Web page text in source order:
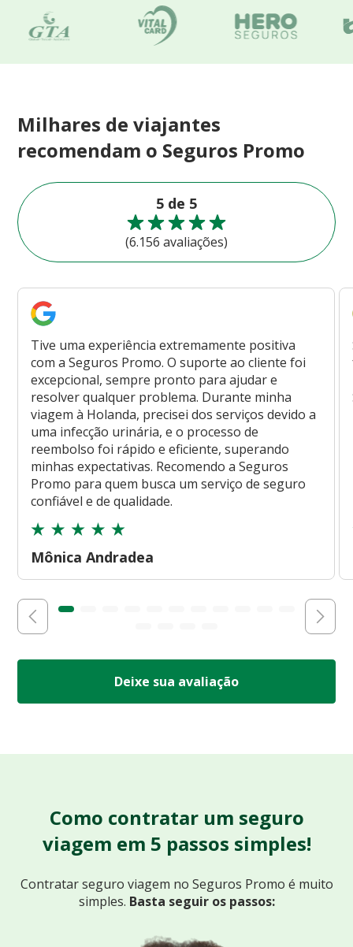
Milhares de viajantes
recomendam o Seguros Promo
5 de 5
(6.156 avaliações)
Tive uma experiência extremamente positiva
com a Seguros Promo. O suporte ao cliente foi
excepcional, sempre pronto para ajudar e
resolver qualquer problema. Durante minha
viagem à Holanda, precisei dos serviços devido a
uma infecção urinária, e o processo de
reembolso foi rápido e eficiente, superando
minhas expectativas. Recomendo a Seguros
Promo para quem busca um serviço de seguro
confiável e de qualidade.
Mônica Andradea
Deixe sua avaliação
Como contratar um seguro
viagem em 5 passos simples!
Contratar seguro viagem no Seguros Promo é muito
simples. Basta seguir os passos: